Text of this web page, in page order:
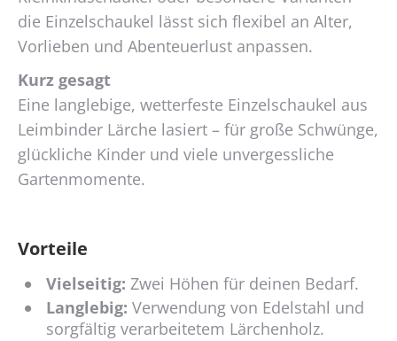
die Einzelschaukel lässt sich flexibel an Alter,
Vorlieben und Abenteuerlust anpassen.
Kurz gesagt
Eine langlebige, wetterfeste Einzelschaukel aus
Leimbinder Lärche lasiert – für große Schwünge,
glückliche Kinder und viele unvergessliche
Gartenmomente.
Vorteile
Vielseitig: Zwei Höhen für deinen Bedarf.
Langlebig: Verwendung von Edelstahl und
sorgfältig verarbeitetem Lärchenholz.